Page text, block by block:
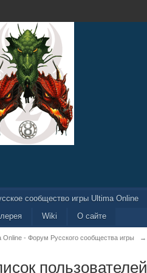
сообщество игры Ultima Online
Wiki О сайте
Online - Форум Русского сообщества игры →
пользователей